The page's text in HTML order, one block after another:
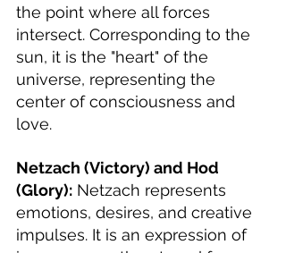
the point where all forces
intersect. Corresponding to the
sun, it is the "heart" of the
universe, representing the
center of consciousness and
love.
Netzach (Victory) and Hod
(Glory): Netzach represents
emotions, desires, and creative
impulses. It is an expression of